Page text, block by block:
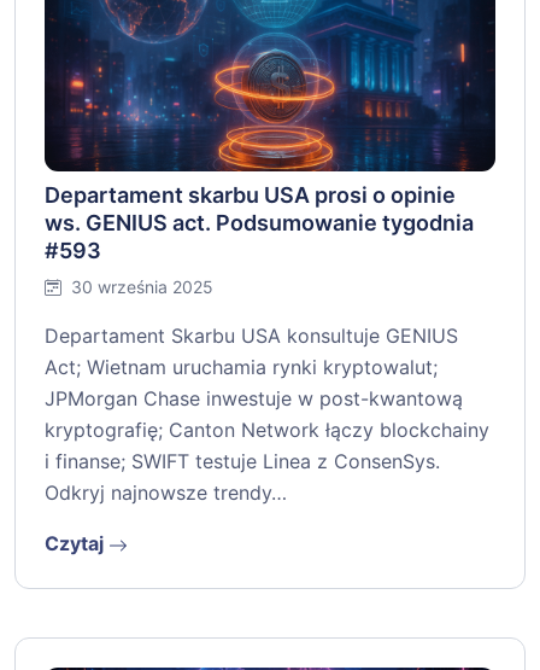
Departament skarbu USA prosi o opinie
ws. GENIUS act. Podsumowanie tygodnia
#593
30 września 2025
Departament Skarbu USA konsultuje GENIUS
Act; Wietnam uruchamia rynki kryptowalut;
JPMorgan Chase inwestuje w post-kwantową
kryptografię; Canton Network łączy blockchainy
i finanse; SWIFT testuje Linea z ConsenSys.
Odkryj najnowsze trendy…
Czytaj